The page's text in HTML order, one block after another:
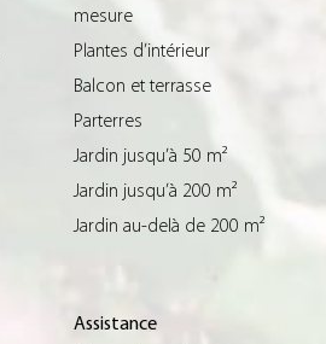
mesure
Plantes d’intérieur
Balcon et terrasse
Parterres
Jardin jusqu’à 50 m²
Jardin jusqu’à 200 m²
Jardin au-delà de 200 m²
Assistance